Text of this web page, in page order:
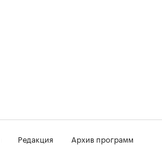
Редакция
Архив программ